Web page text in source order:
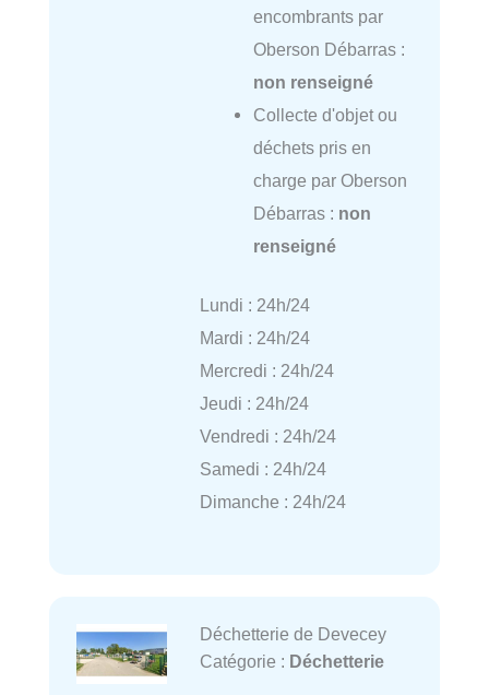
encombrants par
Oberson Débarras :
non renseigné
Collecte d'objet ou
déchets pris en
charge par Oberson
Débarras : non
renseigné
Lundi : 24h/24
Mardi : 24h/24
Mercredi : 24h/24
Jeudi : 24h/24
Vendredi : 24h/24
Samedi : 24h/24
Dimanche : 24h/24
Déchetterie de Devecey
Catégorie : Déchetterie